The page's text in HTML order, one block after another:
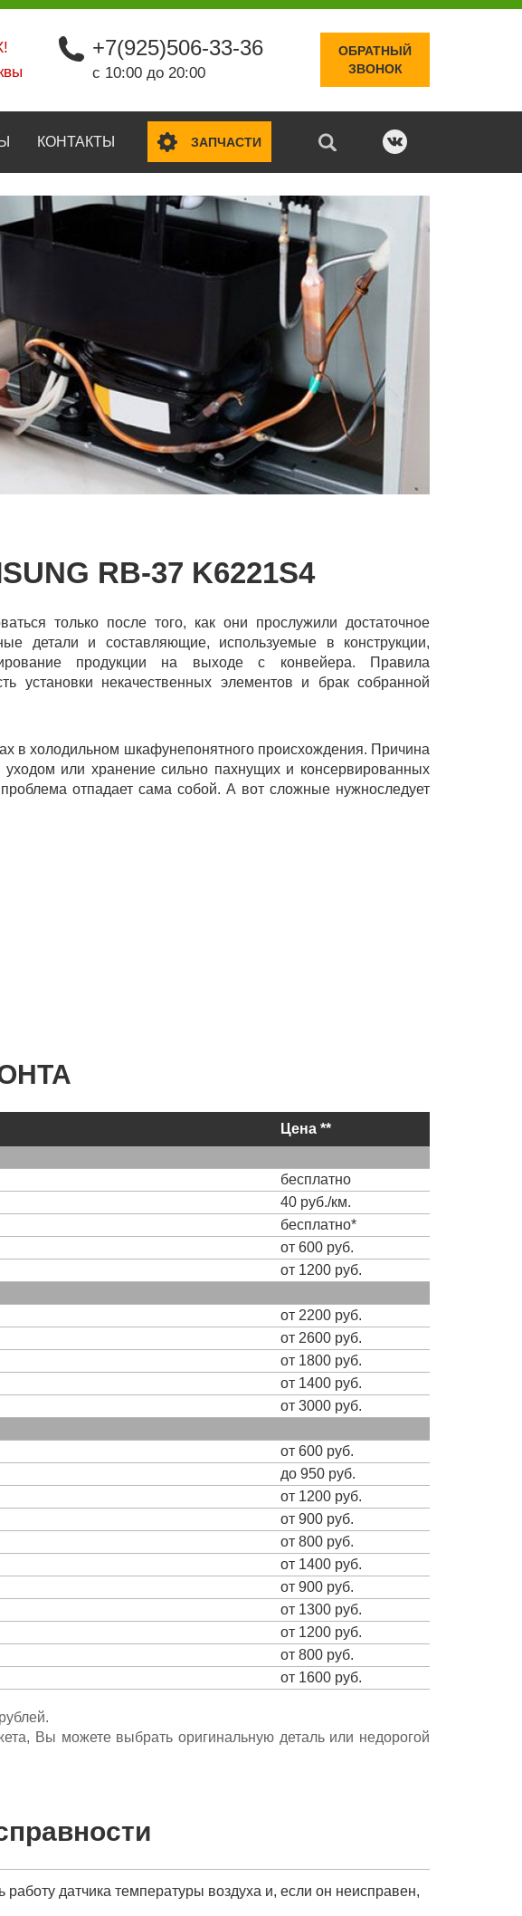
+7(925)506-33-36
с 10:00 до 20:00
ОБРАТНЫЙ
ЗВОНОК
КОНТАКТЫ ЗАПЧАСТИ
RB-37 K6221S4
только после того, как они прослужили достаточное
детали и составляющие, используемые в конструкции,
продукции на выходе с конвейера. Правила
установки некачественных элементов и брак собранной
в холодильном шкафунепонятного происхождения. Причина
или хранение сильно пахнущих и консервированных
отпадает сама собой. А вот сложные нужноследует
Цена **
бесплатно
40 руб./км.
бесплатно*
от 600 руб.
от 1200 руб.
от 2200 руб.
от 2600 руб.
от 1800 руб.
от 1400 руб.
от 3000 руб.
от 600 руб.
до 950 руб.
от 1200 руб.
от 900 руб.
от 800 руб.
от 1400 руб.
от 900 руб.
от 1300 руб.
от 1200 руб.
от 800 руб.
от 1600 руб.
Вы можете выбрать оригинальную деталь или недорогой
работу датчика температуры воздуха и, если он неисправен,